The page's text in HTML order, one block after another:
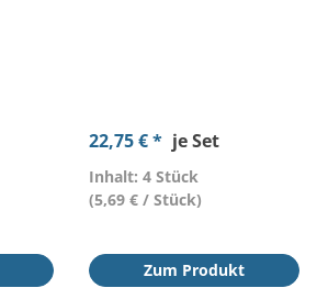
22,75 € * je Set
Inhalt: 4 Stück
(5,69 € / Stück)
Zum Produkt